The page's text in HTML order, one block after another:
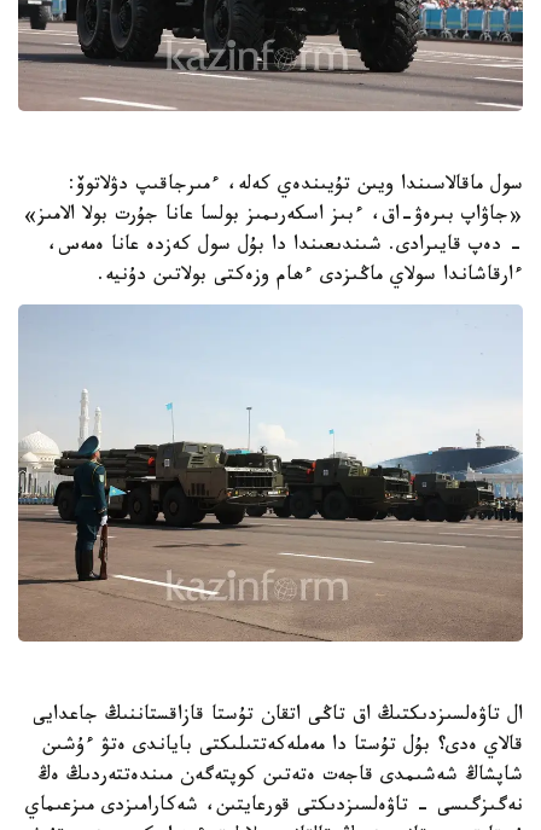
سول ماقالاسىندا ويىن تۇيىندەي كەلە، ءمىرجاقىپ دۋلاتوۆ:
«جاۋاپ بىرەۋ-اق، ءبىز اسكەرىمىز بولسا عانا جۇرت بولا الامىز»
- دەپ قايىرادى. شىندىعىندا دا بۇل سول كەزدە عانا ەمەس،
ءارقاشاندا سولاي ماڭىزدى ءھام وزەكتى بولاتىن دۇنيە.
ال تاۋەلسىزدىكتىڭ اق تاڭى اتقان تۇستا قازاقستاننىڭ جاعدايى
قالاي ەدى؟ بۇل تۇستا دا مەملەكەتتىلىكتى باياندى ەتۋ ءۇشىن
شاپشاڭ شەشىمدى قاجەت ەتەتىن كوپتەگەن مىندەتتەردىڭ ەڭ
نەگىزگىسى - تاۋەلسىزدىكتى قورعايتىن، شەكارامىزدى مىزعىماي